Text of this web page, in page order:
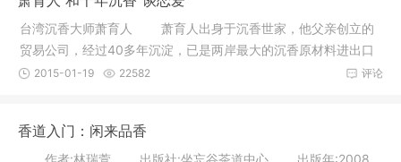
台湾沉香大师萧育人 萧育人出身于沉香世家，他父亲创立的
贸易公司，经过40多年沉淀，已是两岸最大的沉香原材料进出口
商之一
评论
2015-01-19 22582
香道入门：闲来品香
作者:林瑞萱 出版社:坐忘谷茶道中心 出版年:2008